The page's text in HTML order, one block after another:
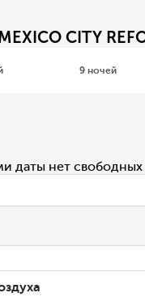
CITY
9 ночей
даты нет